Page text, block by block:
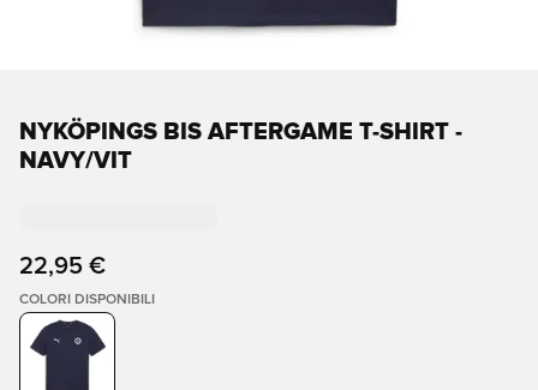
NYKÖPINGS BIS AFTERGAME T-SHIRT -
NAVY/VIT
22,95 €
COLORI DISPONIBILI